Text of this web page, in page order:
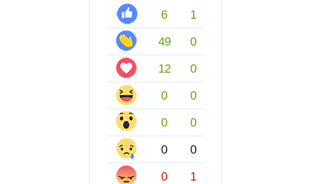
6
1
49
0
12
0
0
0
0
0
0
0
0
1